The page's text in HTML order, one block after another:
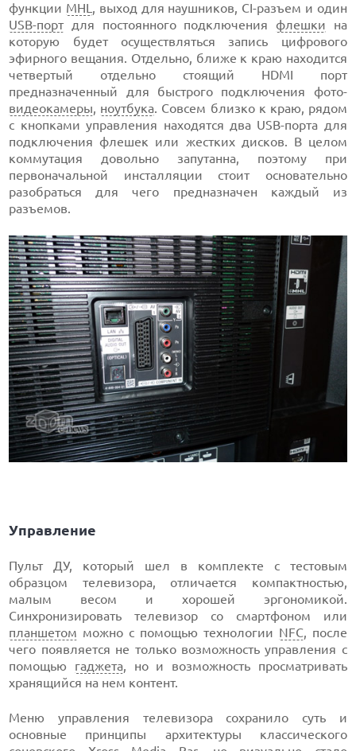
функции MHL , выход для наушников, CI-разъем и один
USB-портдля постоянного подключенияфлешки на
которую будет осуществляться запись цифрового
эфирного вещания. Отдельно, ближе к краю находится
четвертый отдельно стоящий HDMI порт
предназначенный для быстрого подключения фото-
видеокамеры, ноутбука. Совсем близко к краю, рядом
с кнопками управления находятся два USB-порта для
подключения флешек или жестких дисков. В целом
коммутация довольно запутанна, поэтому при
первоначальной инсталляции стоит основательно
разобраться для чего предназначен каждый из
разъемов.
Управление
Пульт ДУ, который шел в комплекте с тестовым
образцом телевизора, отличается компактностью,
малым весом и хорошей эргономикой.
Синхронизировать телевизор со смартфоном или
планшетом можно с помощью технологии NFC, после
чего появляется не только возможность управления с
помощью гаджета, но и возможность просматривать
хранящийся на нем контент.
Меню управления телевизора сохранило суть и
основные принципы архитектуры классического